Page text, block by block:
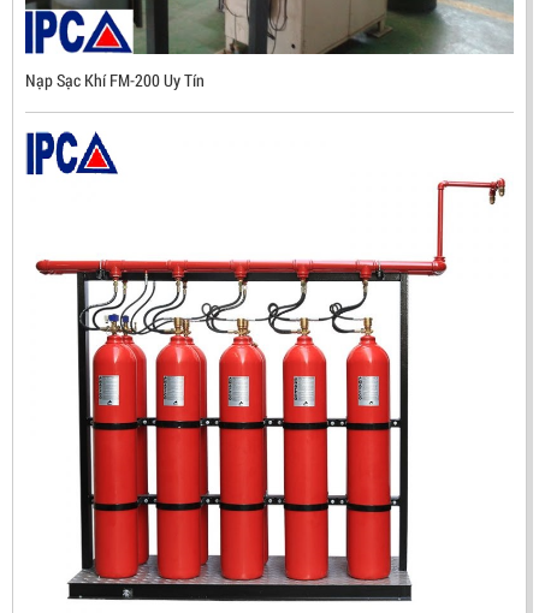
ĐẦU BÁO TIA LỬA IR3 RX500 CHỐNG CHÁY NỔ TIÊU
CHUẨN FM HÀN QUỐC
LIÊN HỆ
Mã sản phẩm: RX500
Nạp Sạc Khí FM-200 Uy Tín